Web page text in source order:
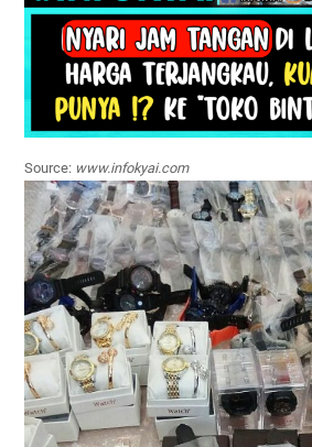
Source: www.infokyai.com